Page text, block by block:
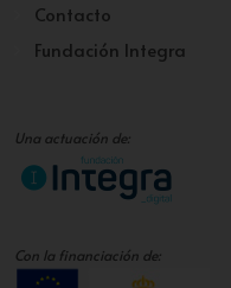
Contacto
Fundación Integra
Una actuación de:
Con la financiación de: